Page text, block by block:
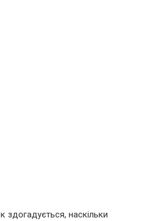
здогадується, наскільки